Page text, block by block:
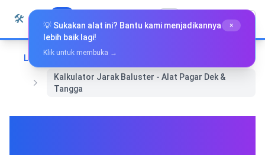
Langkau ke kandungan
🛠️ Whiz Tools Bahasa Melayu
Laman Utama
Reka Bentuk & Grafik
Kalkulator Jarak Baluster - Alat Pagar Dek &
Tangga
💡 Sukakan alat ini? Bantu kami menjadikannya
lebih baik lagi!
×
Klik untuk membuka →